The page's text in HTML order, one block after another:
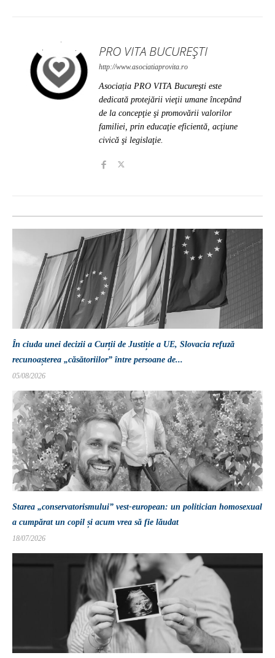
PRO VITA BUCUREȘTI
http://www.asociatiaprovita.ro
Asociația PRO VITA Bucureşti este
dedicată protejării vieţii umane începând
de la concepţie şi promovării valorilor
familiei, prin educaţie eficientă, acţiune
civică şi legislaţie.
În ciuda unei decizii a Curții de Justiție a UE, Slovacia refuză
recunoașterea „căsătoriilor” între persoane de...
05/08/2026
Starea „conservatorismului” vest-european: un politician homosexual
a cumpărat un copil și acum vrea să fie lăudat
18/07/2026